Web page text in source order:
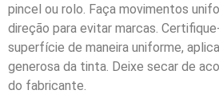
pincel ou rolo. Faça movimentos
direção para evitar marcas.
superfície de maneira uniforme,
generosa da tinta. Deixe secar de
do fabricante.